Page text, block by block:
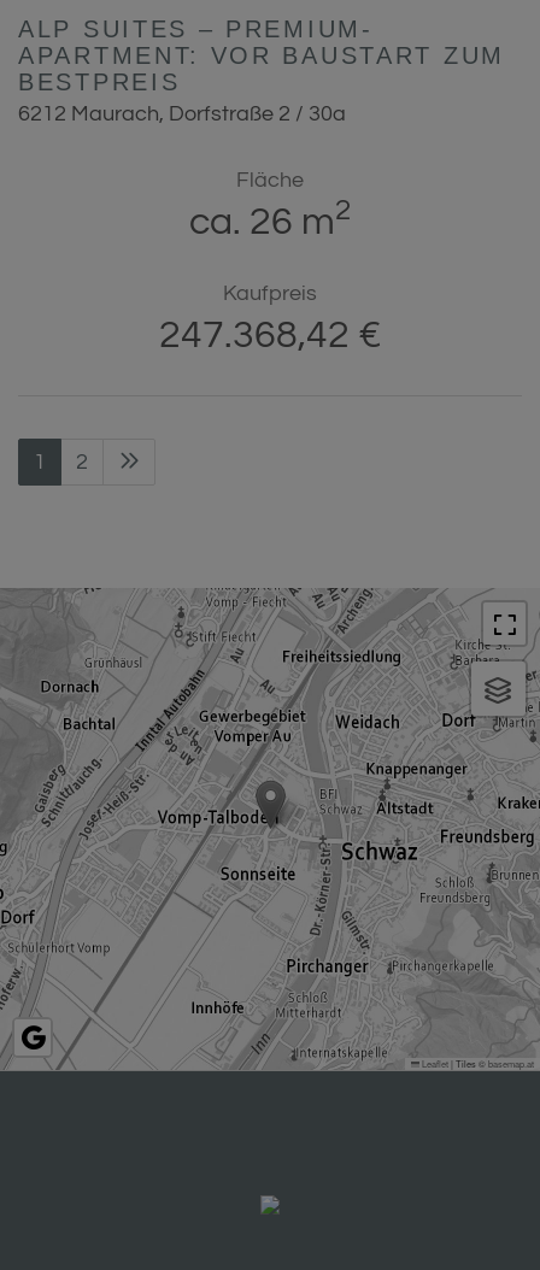
ALP SUITES – PREMIUM-
APARTMENT: VOR BAUSTART ZUM
BESTPREIS
6212 Maurach, Dorfstraße 2 / 30a
Fläche
ca. 26 m2
Kaufpreis
247.368,42 €
1 2
Leaflet| Tiles ©basemap.at